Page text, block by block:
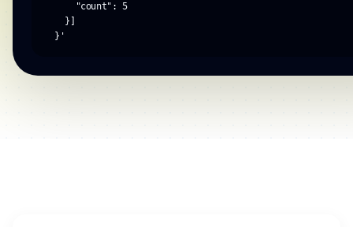
      "count": 5
    }]
  }'